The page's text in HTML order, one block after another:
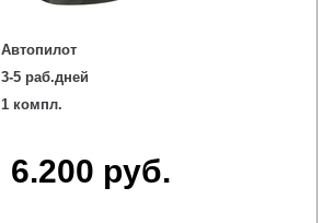
Автопилот
3-5 раб.дней
1 компл.
6.200 руб.